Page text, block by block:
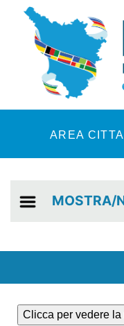
Skip to main content
AREA
MOSTRA/
Clicca per vedere la